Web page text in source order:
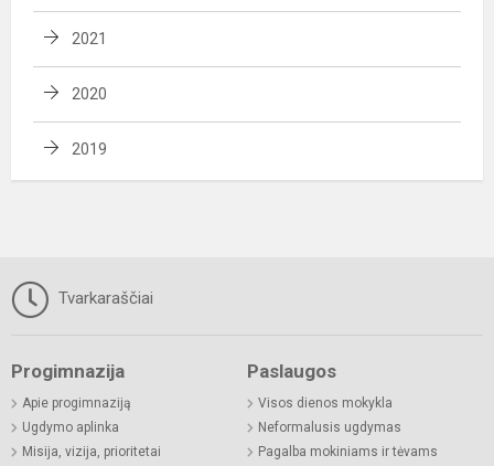
2021
2020
2019
Tvarkaraščiai
Progimnazija
Apie progimnaziją
Ugdymo aplinka
Misija, vizija, prioritetai
Paslaugos
Visos dienos mokykla
Neformalusis ugdymas
Pagalba mokiniams ir tėvams